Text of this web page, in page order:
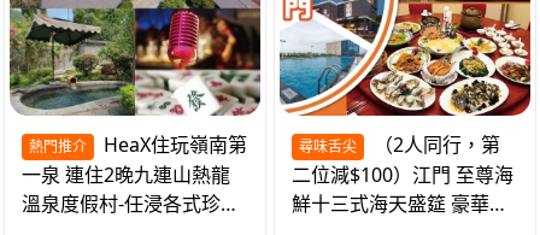
熱門推介
一泉 連住2晚九連山熱龍
溫泉度假村-任浸各式珍稀
尋味舌尖
二位減$100）江門 至尊海
鮮十三式海天盛筵 豪華三